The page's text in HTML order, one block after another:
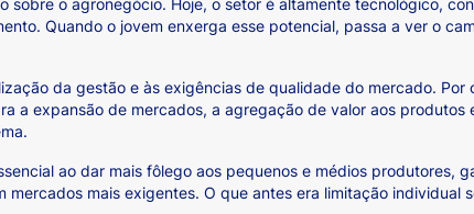
o agronegócio. Hoje, o setor é altamente tecnológico,
Quando o jovem enxerga esse potencial, passa a ver o
da gestão e às exigências de qualidade do mercado. Por
a expansão de mercados, a agregação de valor aos produtos
ao dar mais fôlego aos pequenos e médios produtores,
mais exigentes. O que antes era limitação individual